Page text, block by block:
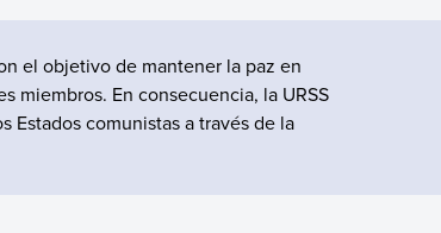
el objetivo de mantener la paz en
miembros. En consecuencia, la URSS
comunistas a través de la